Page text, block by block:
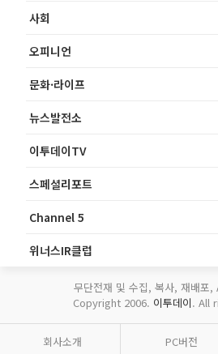
사회
오피니언
문화·라이프
뉴스발전소
이투데이TV
스페셜리포트
Channel 5
위너스IR클럽
무단전재 및 수집, 복사, 재배포,
Copyright 2006. 이투데이. All
회사소개 PC버전